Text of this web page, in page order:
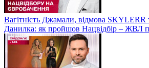
Вагітність Джамали, відмова SKYLERR
Данилка: як пройшов Нацвідбір – ЖВЛ